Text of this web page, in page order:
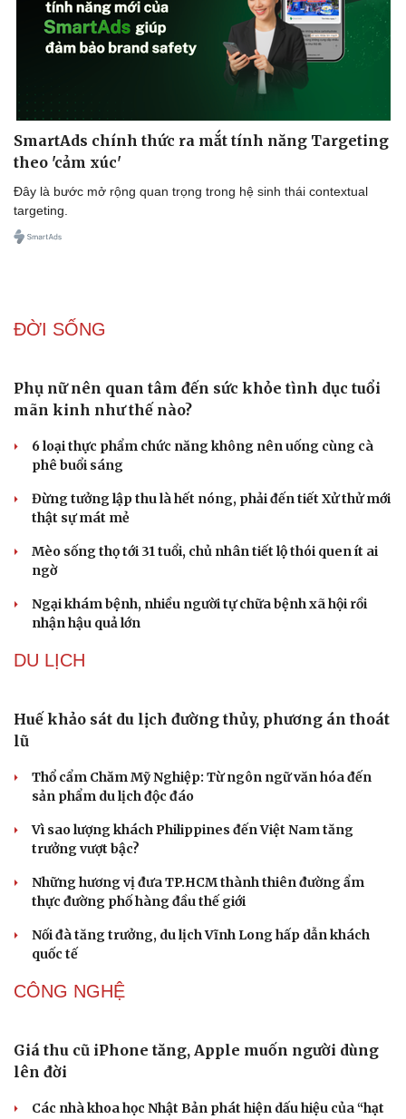
Cải chính
món ăn, mà còn cảm nhận được hương vị của cuộc sống, của
lịch sử và văn hóa mảnh đất này.
SmartAds chính thức ra mắt tính năng Targeting
Đây là bước mở rộng quan trọng trong hệ sinh thái contextual
targeting.
ĐỜI SỐNG
Phụ nữ nên quan tâm đến sức khỏe tình dục tuổi
mãn kinh như thế nào?
phê buổi sáng
thật sự mát mẻ
Ngại khám bệnh, nhiều người tự chữa bệnh xã hội rồi
DU LỊCH
Huế khảo sát du lịch đường thủy, phương án thoát
lũ
sản phẩm du lịch độc đáo
trưởng vượt bậc?
Những hương vị đưa TP.HCM thành thiên đường ẩm